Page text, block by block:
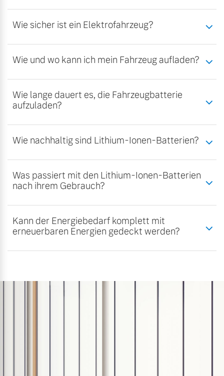
Wie sicher ist ein Elektrofahrzeug?
Wie und wo kann ich mein Fahrzeug aufladen?
Wie lange dauert es, die Fahrzeugbatterie
aufzuladen?
Wie nachhaltig sind Lithium-Ionen-Batterien?
Was passiert mit den Lithium-Ionen-Batterien
nach ihrem Gebrauch?
Kann der Energiebedarf komplett mit
erneuerbaren Energien gedeckt werden?